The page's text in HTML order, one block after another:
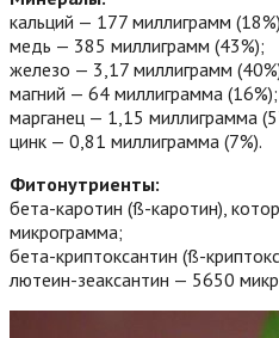
кальций — 177 миллиграмм
медь — 385 миллиграмм (43%);
железо — 3,17 миллиграмм
магний — 64 миллиграмма (16%);
марганец — 1,15 миллиграмма
цинк — 0,81 миллиграмма (7%).
Фитонутриенты:
бета-каротин (ß-каротин),
микрограмма;
бета-криптоксантин (ß-
лютеин-зеаксантин — 5650